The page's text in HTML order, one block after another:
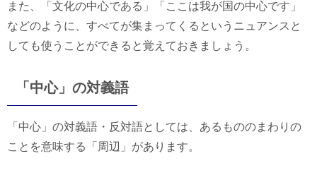
また、「文化の中心である」「ここは我が国の中心です」
などのように、すべてが集まってくるというニュアンスと
しても使うことができると覚えておきましょう。
「中心」の対義語
「中心」の対義語・反対語としては、あるもののまわりの
ことを意味する「周辺」があります。